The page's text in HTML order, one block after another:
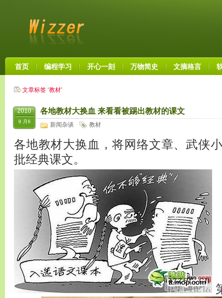
首页 编程学习 开心一刻 万物简史 文摘格言
文章标签 ‘教材’
2010
9 月6
各地教材大换血 来看看被踢出教材的课文
新闻杂谈 教材
各地教材大换血，将网络文章、武侠
批经典课文。